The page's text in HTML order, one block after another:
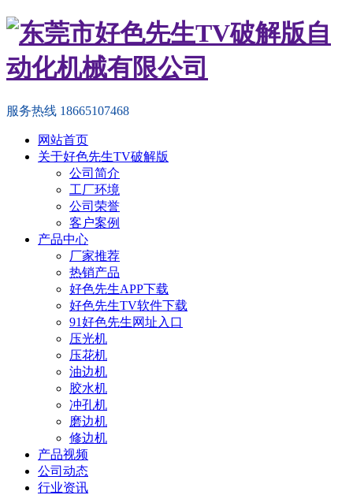
服务热线 18665107468
网站首页
关于好色先生TV破解版
公司简介
工厂环境
公司荣誉
客户案例
产品中心
厂家推荐
热销产品
好色先生APP下载
好色先生TV软件下载
91好色先生网址入口
压光机
压花机
油边机
胶水机
冲孔机
磨边机
修边机
产品视频
公司动态
行业资讯